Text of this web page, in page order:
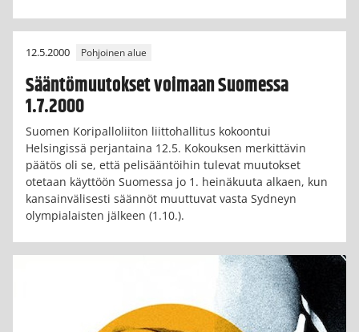
12.5.2000 Pohjoinen alue
Sääntömuutokset voimaan Suomessa
1.7.2000
Suomen Koripalloliiton liittohallitus kokoontui
Helsingissä perjantaina 12.5. Kokouksen merkittävin
päätös oli se, että pelisääntöihin tulevat muutokset
otetaan käyttöön Suomessa jo 1. heinäkuuta alkaen, kun
kansainvälisesti säännöt muuttuvat vasta Sydneyn
olympialaisten jälkeen (1.10.).